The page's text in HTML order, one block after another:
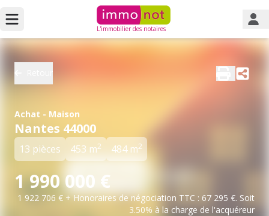
L'immobilier des notaires
Achat - Maison
Nantes 44000
13 pièces 453 m2 484 m2
1 990 000 €
1 922 706 € + Honoraires de négociation TTC : 67 295 €. Soit
3.50% à la charge de l'acquéreur